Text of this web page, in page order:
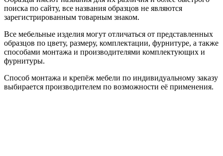
поиска по сайту, все названия образцов не являются
зарегистрированным товарным знаком.
Все мебельные изделия могут отличаться от представленных
образцов по цвету, размеру, комплектации, фурнитуре, а также
способами монтажа и производителями комплектующих и
фурнитуры.
Способ монтажа и крепёж мебели по индивидуальному заказу
выбирается производителем по возможности её применения.